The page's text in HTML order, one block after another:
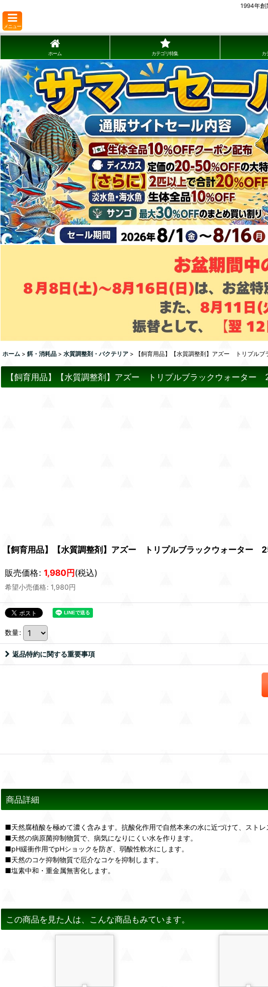
1994年創
メニュー
ホーム カテゴリ特集 カ
ホーム > 餌・消耗品 > 水質調整剤・バクテリア > 【飼育用品】【水質調整剤】アズー トリプル
【飼育用品】【水質調整剤】アズー トリプルブラックウォーター
【飼育用品】【水質調整剤】アズー トリプルブラックウォーター
販売価格: 1,980円(税込)
希望小売価格: 1,980円
数量:
返品特約に関する重要事項
商品詳細
■天然腐植酸を極めて濃く含みます。抗酸化作用で自然本来の水に近づけて、スト
■天然の病原菌抑制物質で、病気になりにくい水を作ります。
■pH緩衝作用でpHショックを防ぎ、弱酸性軟水にします。
■天然のコケ抑制物質で厄介なコケを抑制します。
■塩素中和・重金属無害化します。
この商品を見た人は、こんな商品もみています。